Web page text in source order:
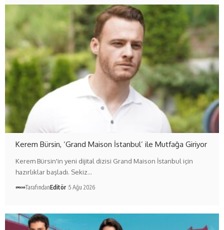
Kerem Bürsin, ‘Grand Maison İstanbul’ ile Mutfağa Giriyor
Kerem Bürsin'in yeni dijital dizisi Grand Maison İstanbul için
hazırlıklar başladı. Sekiz…
TarafındanEditör 5 Ağu 2026